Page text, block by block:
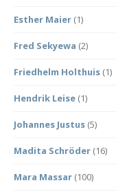
Esther Maier (1)
Fred Sekyewa (2)
Friedhelm Holthuis (1)
Hendrik Leise (1)
Johannes Justus (5)
Madita Schröder (16)
Mara Massar (100)